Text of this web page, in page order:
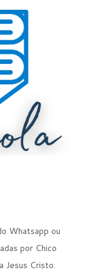
guardados os
de Santa
de nossa
como Irmão
Monte Palatino,
Whatsapp ou
por Chico
Jesus Cristo.